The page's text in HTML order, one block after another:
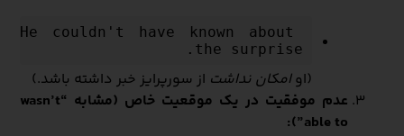
He couldn't have known about
the surprise.
(اوامکان نداشت از سورپرایز خبر داشته باشد.)
عدم موفقیت در یک موقعیت خاص (مشابه “wasn’t
able to”):